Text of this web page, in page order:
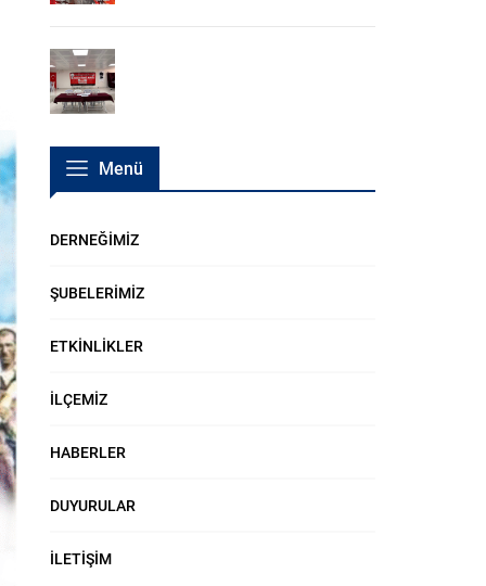
Menü
DERNEĞİMİZ
ŞUBELERİMİZ
ETKİNLİKLER
İLÇEMİZ
HABERLER
DUYURULAR
İLETİŞİM